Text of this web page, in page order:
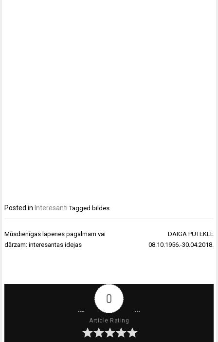
Posted in Interesanti Tagged bildes
Ziņu
izvēlne
Mūsdienīgas lapenes pagalmam vai
dārzam: interesantas idejas
DAIGA PUTEKLE
08.10.1956.-30.04.2018.
0
Article Rating